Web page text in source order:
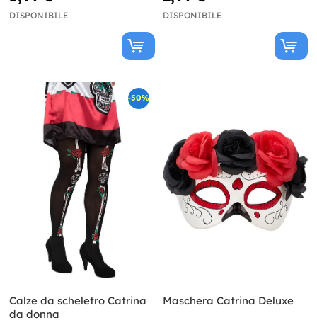
DISPONIBILE DISPONIBILE
-50%
Calze da scheletro Catrina
da donna
Maschera Catrina Deluxe